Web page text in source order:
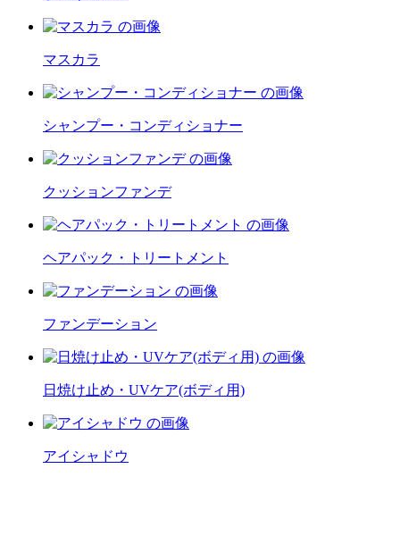
マスカラ
シャンプー・コンディショナー
クッションファンデ
ヘアパック・トリートメント
ファンデーション
日焼け止め・UVケア(ボディ用)
アイシャドウ